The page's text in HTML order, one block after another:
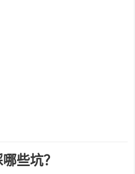
些坑？